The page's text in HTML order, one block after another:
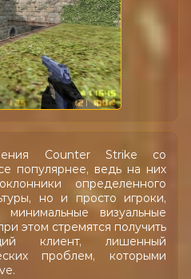
Counter Strike со
популярнее, ведь на них
определенного
но и просто игроки,
визуальные
этом стремятся получить
клиент, лишенный
проблем, которыми